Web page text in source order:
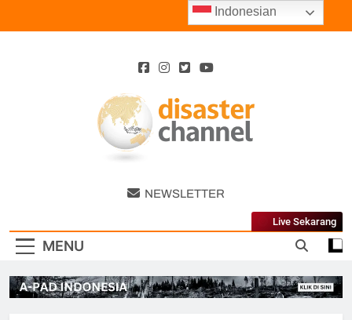
Disaster
Channel
NEWSLETTER
MENU
Live Sekarang
Indonesian